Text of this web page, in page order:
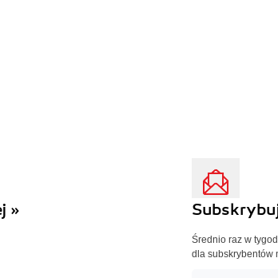
»
Średnio raz w
dla subskrybentów